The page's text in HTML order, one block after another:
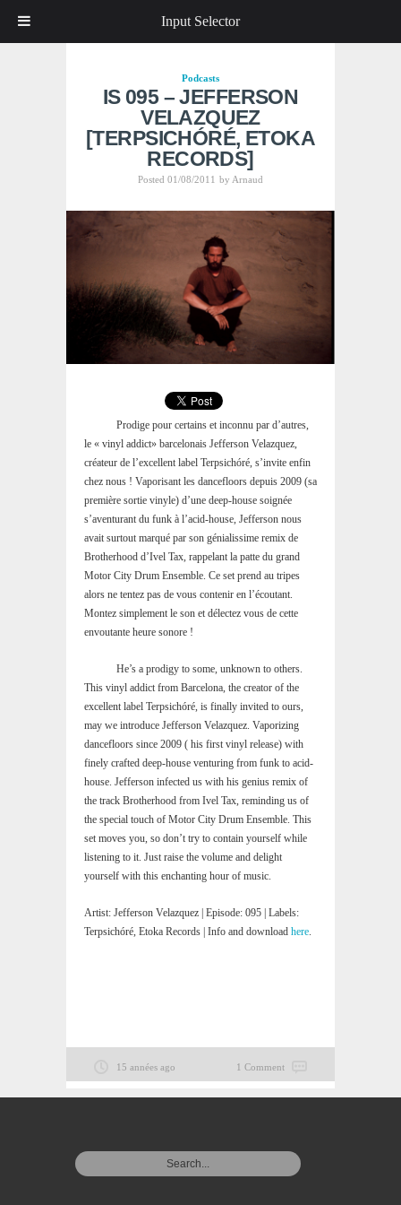
Podcasts
IS 095 – JEFFERSON
VELAZQUEZ
[TERPSICHÓRÉ, ETOKA
RECORDS]
Posted 01/08/2011 by Arnaud
Prodige pour certains et inconnu par d’autres,
le « vinyl addict» barcelonais Jefferson Velazquez,
créateur de l’excellent label Terpsichóré, s’invite enfin
chez nous ! Vaporisant les dancefloors depuis 2009 (sa
première sortie vinyle) d’une deep-house soignée
s’aventurant du funk à l’acid-house, Jefferson nous
avait surtout marqué par son génialissime remix de
Brotherhood d’Ivel Tax, rappelant la patte du grand
Motor City Drum Ensemble. Ce set prend au tripes
alors ne tentez pas de vous contenir en l’écoutant.
Montez simplement le son et délectez vous de cette
envoutante heure sonore !
He’s a prodigy to some, unknown to others.
This vinyl addict from Barcelona, the creator of the
excellent label Terpsichóré, is finally invited to ours,
may we introduce Jefferson Velazquez. Vaporizing
dancefloors since 2009 ( his first vinyl release) with
finely crafted deep-house venturing from funk to acid-
house. Jefferson infected us with his genius remix of
the track Brotherhood from Ivel Tax, reminding us of
the special touch of Motor City Drum Ensemble. This
set moves you, so don’t try to contain yourself while
listening to it. Just raise the volume and delight
yourself with this enchanting hour of music.
Artist: Jefferson Velazquez | Episode: 095 | Labels:
Terpsichóré, Etoka Records | Info and download here.
15 années ago 1 Comment
Input Selector